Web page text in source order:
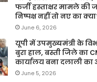
फर्जी हस्ताक्षर मामले की
निष्पक्ष नहीं तो नए का
June 6, 2026
यूपी में उपमुख्यमंत्री के
बुरा हाल, बस्ती जिले का
कार्यालय बना दलाली का
June 5, 2026